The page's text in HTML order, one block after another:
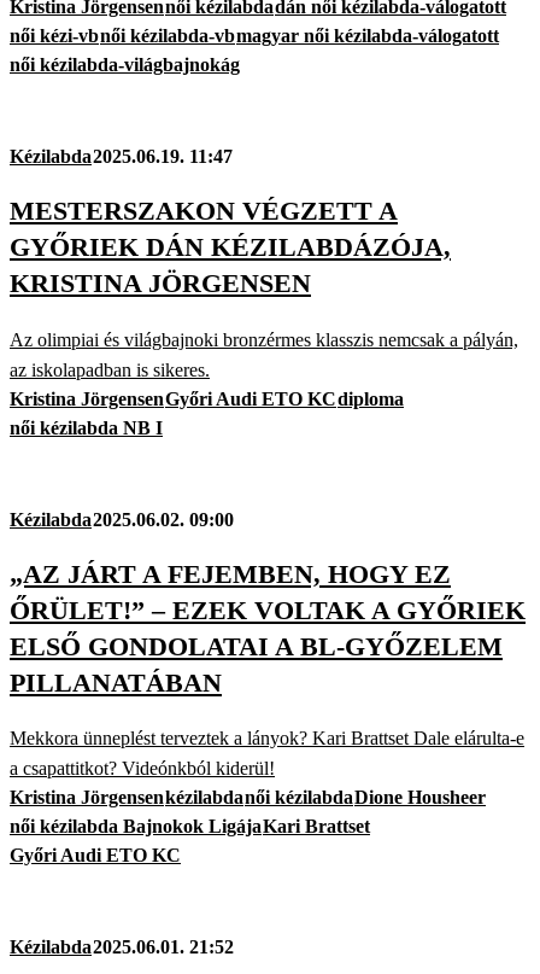
Kristina Jörgensennői kézilabdadán női kézilabda-válogatott
női kézi-vbnői kézilabda-vbmagyar női kézilabda-válogatott
női kézilabda-világbajnokág
Kézilabda2025.06.19. 11:47
MESTERSZAKON VÉGZETT A
GYŐRIEK DÁN KÉZILABDÁZÓJA,
KRISTINA JÖRGENSEN
Az olimpiai és világbajnoki bronzérmes klasszis nemcsak a pályán,
az iskolapadban is sikeres.
Kristina JörgensenGyőri Audi ETO KCdiploma
női kézilabda NB I
Kézilabda2025.06.02. 09:00
„AZ JÁRT A FEJEMBEN, HOGY EZ
ŐRÜLET!” – EZEK VOLTAK A GYŐRIEK
ELSŐ GONDOLATAI A BL-GYŐZELEM
PILLANATÁBAN
Mekkora ünneplést terveztek a lányok? Kari Brattset Dale elárulta-e
a csapattitkot? Videónkból kiderül!
Kristina Jörgensenkézilabdanői kézilabdaDione Housheer
női kézilabda Bajnokok LigájaKari Brattset
Győri Audi ETO KC
Kézilabda2025.06.01. 21:52